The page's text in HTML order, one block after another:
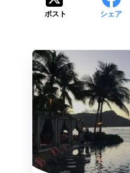
ポスト シェア